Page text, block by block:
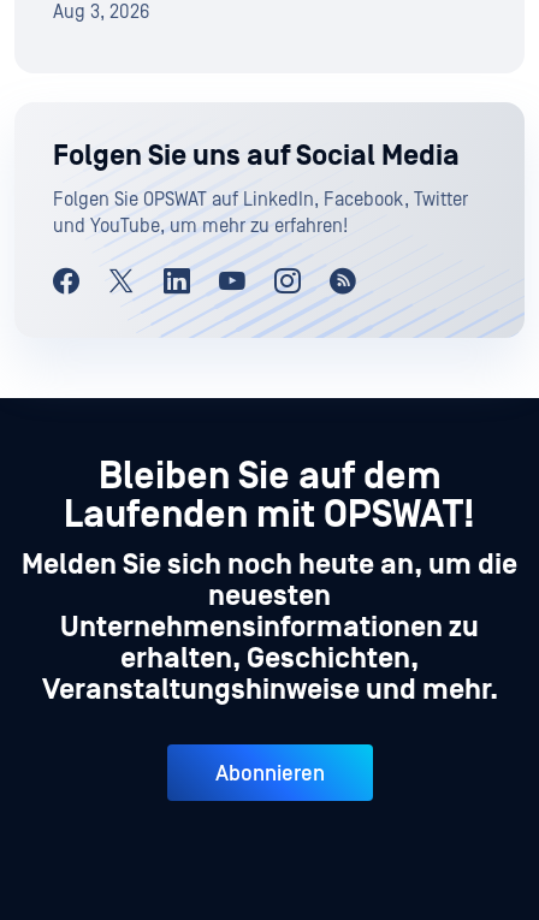
Aug 3, 2026
Folgen Sie uns auf Social Media
Folgen Sie OPSWAT auf LinkedIn, Facebook, Twitter
und YouTube, um mehr zu erfahren!
Bleiben Sie auf dem
Laufenden mit OPSWAT!
Melden Sie sich noch heute an, um die
neuesten
Unternehmensinformationen zu
erhalten, Geschichten,
Veranstaltungshinweise und mehr.
Abonnieren